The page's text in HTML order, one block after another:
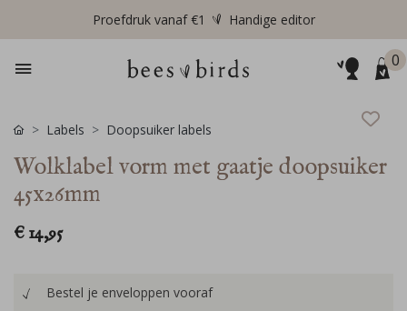
Proefdruk vanaf €1 Handige editor
0
Labels Doopsuiker labels
Wolklabel vorm met gaatje doopsuiker
45x26mm
€ 14,95
Bestel je enveloppen vooraf